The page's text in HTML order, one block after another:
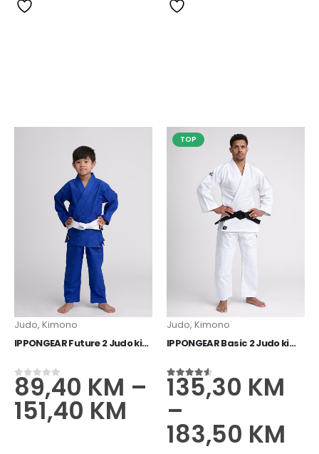
Judo, Kimono
IPPONGEAR Future 2 Judo kimono plavi
0od 5
89,40 KM –
151,40 KM
TOP
Judo, Kimono
IPPONGEAR Basic 2 Judo kimono bijeli
4.50od 5
135,30 KM
–
183,50 KM
–
119,20